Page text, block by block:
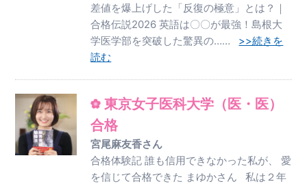
差値を爆上げした「反復の極意」とは？｜
合格伝説2026 英語は〇〇が最強！島根大
学医学部を突破した驚異の…… >>続きを
読む
東京女子医科大学（医・医）
合格
宮尾麻友香さん
合格体験記 誰も信用できなかった私が、 愛
を信じて合格できた まゆかさん 私は２年